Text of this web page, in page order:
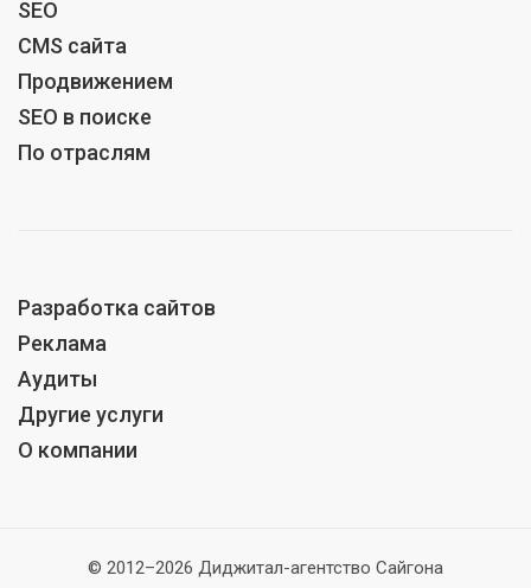
SEO
CMS сайта
Продвижением
SEO в поиске
По отраслям
Разработка сайтов
Реклама
Аудиты
Другие услуги
О компании
© 2012–2026 Диджитал-агентство Сайгона